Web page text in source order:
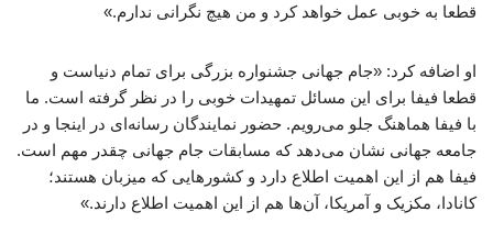
قطعا به خوبی عمل خواهد کرد و من هیچ نگرانی ندارم.»
او اضافه کرد: «جام جهانی جشنواره بزرگی برای تمام دنیاست و
قطعا فیفا برای این مسائل تمهیدات خوبی را در نظر گرفته است. ما
با فیفا هماهنگ جلو می‌رویم. حضور نمایندگان رسانه‌ای در اینجا و در
جامعه جهانی نشان می‌دهد که مسابقات جام جهانی چقدر مهم است.
فیفا هم از این اهمیت اطلاع دارد و کشورهایی که میزبان هستند؛
کانادا، مکزیک و آمریکا، آن‌ها هم از این اهمیت اطلاع دارند.»